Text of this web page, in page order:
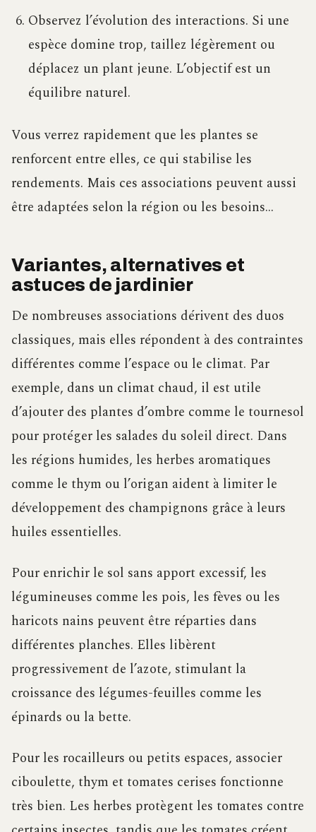
Observez l’évolution des interactions. Si une
espèce domine trop, taillez légèrement ou
déplacez un plant jeune. L’objectif est un
équilibre naturel.
Vous verrez rapidement que les plantes se
renforcent entre elles, ce qui stabilise les
rendements. Mais ces associations peuvent aussi
être adaptées selon la région ou les besoins…
Variantes, alternatives et
astuces de jardinier
De nombreuses associations dérivent des duos
classiques, mais elles répondent à des contraintes
différentes comme l’espace ou le climat. Par
exemple, dans un climat chaud, il est utile
d’ajouter des plantes d’ombre comme le tournesol
pour protéger les salades du soleil direct. Dans
les régions humides, les herbes aromatiques
comme le thym ou l’origan aident à limiter le
développement des champignons grâce à leurs
huiles essentielles.
Pour enrichir le sol sans apport excessif, les
légumineuses comme les pois, les fèves ou les
haricots nains peuvent être réparties dans
différentes planches. Elles libèrent
progressivement de l’azote, stimulant la
croissance des légumes-feuilles comme les
épinards ou la bette.
Pour les rocailleurs ou petits espaces, associer
ciboulette, thym et tomates cerises fonctionne
très bien. Les herbes protègent les tomates contre